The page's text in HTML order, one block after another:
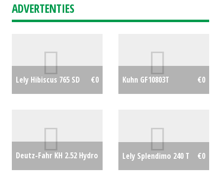
ADVERTENTIES
Lely Hibiscus 765 SD €0 Kuhn GF10803T €0
Deutz-Fahr KH 2.52 Hydro
Lely Splendimo 240 T €0